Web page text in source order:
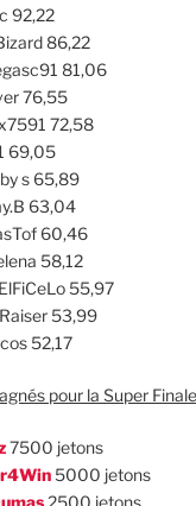
92,22
86,22
81,06
76,55
72,58
69,05
s 65,89
63,04
60,46
58,12
55,97
53,99
52,17
pour la Super Finale
7500 jetons
5000 jetons